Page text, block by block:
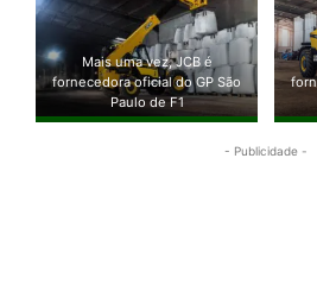
Mais uma vez, JCB é
fornecedora oficial do GP São
Paulo de F1
- Publicidade -